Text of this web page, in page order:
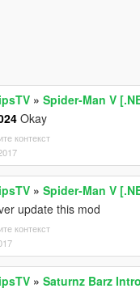
» Spider-Man V
Okay
контекст
» Spider-Man V
update this mod
контекст
» Saturnz Barz